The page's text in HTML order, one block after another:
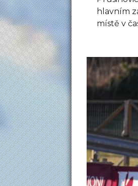
hlavním
místě v